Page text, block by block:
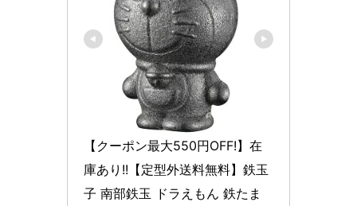
【クーポン最大550円OFF!】在
庫あり!!【定型外送料無料】鉄玉
子 南部鉄玉 ドラえもん 鉄たま